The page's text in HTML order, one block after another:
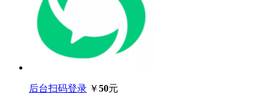
后台扫码登录 ￥50元